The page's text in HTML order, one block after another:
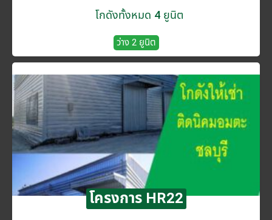
โกดังทั้งหมด 4 ยูนิต
ว่าง 2 ยูนิต
โครงการ HR22